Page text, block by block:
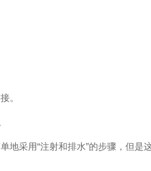
。
采用“注射和排水”的步骤，但是